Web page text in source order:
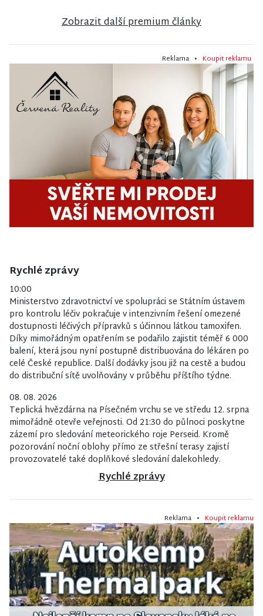
Zobrazit další premium články
Reklama • Koupit reklamu
Rychlé zprávy
10:00
Ministerstvo zdravotnictví ve spolupráci se Státním ústavem
pro kontrolu léčiv pokračuje v intenzivním řešení omezené
dostupnosti léčivých přípravků s účinnou látkou tamoxifen.
Díky mimořádným opatřením se podařilo zajistit téměř 6 000
balení, která jsou nyní postupně distribuována do lékáren po
celé České republice. Další dodávky jsou již na cestě a budou
do distribuční sítě uvolňovány v průběhu příštího týdne.
08. 08. 2026
Teplická hvězdárna na Písečném vrchu se ve středu 12. srpna
mimořádně otevře veřejnosti. Od 21:30 do půlnoci poskytne
zázemí pro sledování meteorického roje Perseid. Kromě
pozorování noční oblohy přímo ze střešní terasy zajistí
provozovatelé také doplňkové sledování dalekohledy.
Rychlé zprávy
Reklama • Koupit reklamu